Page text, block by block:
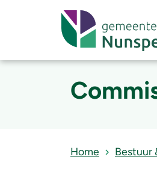
Home Bestuur